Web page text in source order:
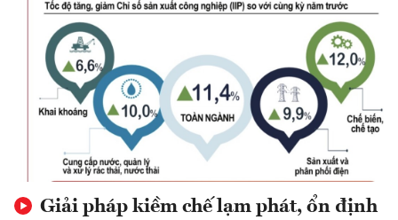
Giải pháp kiềm chế lạm phát, ổn định